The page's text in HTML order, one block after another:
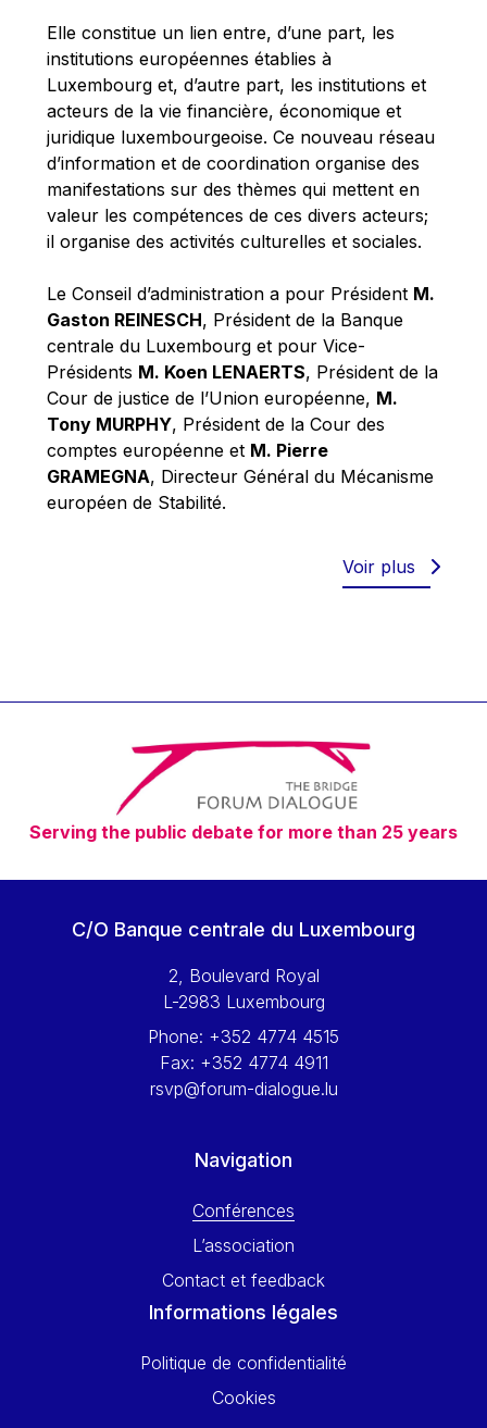
Michael Sohlman
Michel Goedert
Mireille Delmas-Marty
Nobuo Tanaka
Otmar Issing
Paolo Mengozzi
Paschal Donohoe
Pat Cox
Patrizia Nanz
Philippe Maystadt
Pierre Gramegna
Richard Pelly
Robert Goebbels
Robert REYNDERS
Timothy Radcliffe
Vaclav Klaus
Vassilios Skouris
Vítor Manuel da Silva Caldeira
Viviane Reding
Walter Hagg
Wolfgang Ketterle
Yossi Beillin
Yves FRANCHET
Elle constitue un lien entre, d’une part, les
institutions européennes établies à
Luxembourg et, d’autre part, les institutions et
acteurs de la vie financière, économique et
juridique luxembourgeoise. Ce nouveau réseau
d’information et de coordination organise des
manifestations sur des thèmes qui mettent en
valeur les compétences de ces divers acteurs;
il organise des activités culturelles et sociales.
Le Conseil d’administration a pour Président M.
Gaston REINESCH, Président de la Banque
centrale du Luxembourg et pour Vice-
Présidents M. Koen LENAERTS, Président de la
Cour de justice de l’Union européenne, M.
Tony MURPHY, Président de la Cour des
comptes européenne et M. Pierre
GRAMEGNA, Directeur Général du Mécanisme
européen de Stabilité.
Voir plus
Serving the public debate for more than 25 years
C/O Banque centrale du Luxembourg
2, Boulevard Royal
L-2983 Luxembourg
Phone: +352 4774 4515
Fax: +352 4774 4911
rsvp@forum-dialogue.lu
Navigation
Conférences
L’association
Contact et feedback
Informations légales
Politique de confidentialité
Cookies